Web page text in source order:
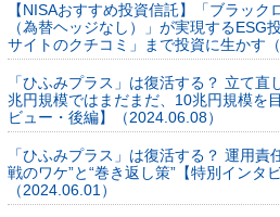
【NISAおすすめ投資信託】「ブラック
（為替ヘッジなし）」が実現するESG
サイトのクチコミ」まで投資に生かす
「ひふみプラス」は復活する？ 立て直
兆円規模ではまだまだ、10兆円規模を
ビュー・後編】（2024.06.08）
「ひふみプラス」は復活する？ 運用責
戦のワケ”と“巻き返し策”【特別インタ
（2024.06.01）